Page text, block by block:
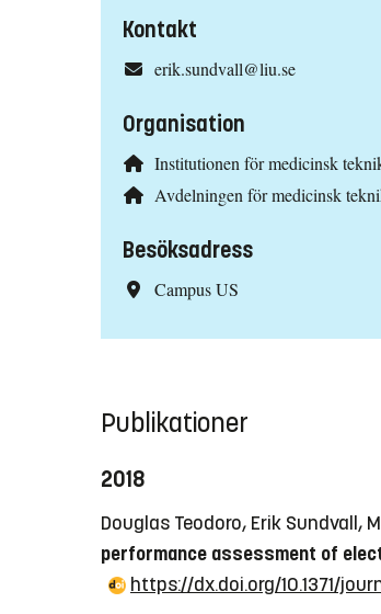
Kontakt
erik.sundvall@liu.se
Organisation
Institutionen för medicinsk
Avdelningen för medicinsk
Besöksadress
Campus US
Publikationer
2018
Douglas Teodoro, Erik Sundvall,
performance assessment of
https://dx.doi.org/10.1371/